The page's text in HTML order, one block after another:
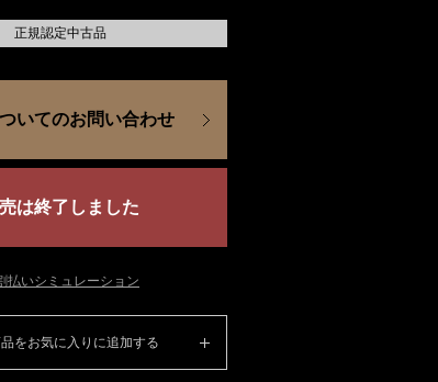
正規認定中古品
いてのお問い合わせ
は終了しました
払いシミュレーション
をお気に入りに追加する